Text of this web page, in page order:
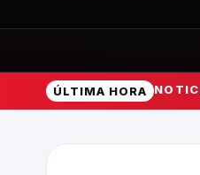
ÚLTIMA HORA